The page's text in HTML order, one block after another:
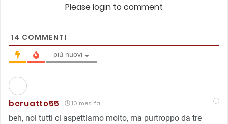
Please login to comment
14 COMMENTI
più nuovi
beruatto55 10 mesi fa
beh, noi tutti ci aspettiamo molto, ma purtroppo da tre